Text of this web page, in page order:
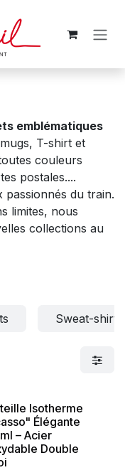
emblématiques
T-shirt et
couleurs
postales....
passionnés du train.
limites, nous
collections au
Sweat-shirts
Isotherme
Élégante
– Acier
Double